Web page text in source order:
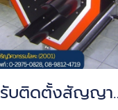
รับติดตั้งสั